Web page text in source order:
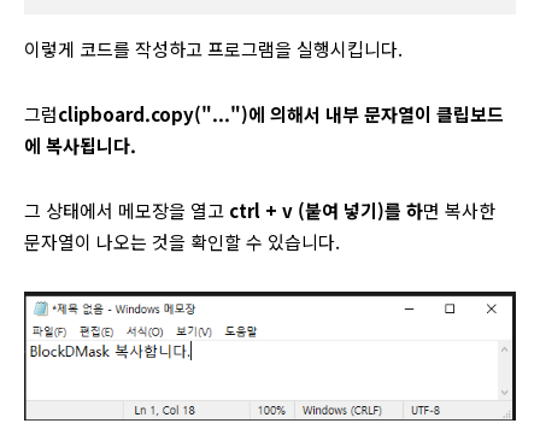
이렇게 코드를 작성하고 프로그램을 실행시킵니다.
그럼clipboard.copy("...")에 의해서 내부 문자열이 클립보드
에 복사됩니다.
그 상태에서 메모장을 열고 ctrl + v (붙여 넣기)를 하면 복사한
문자열이 나오는 것을 확인할 수 있습니다.